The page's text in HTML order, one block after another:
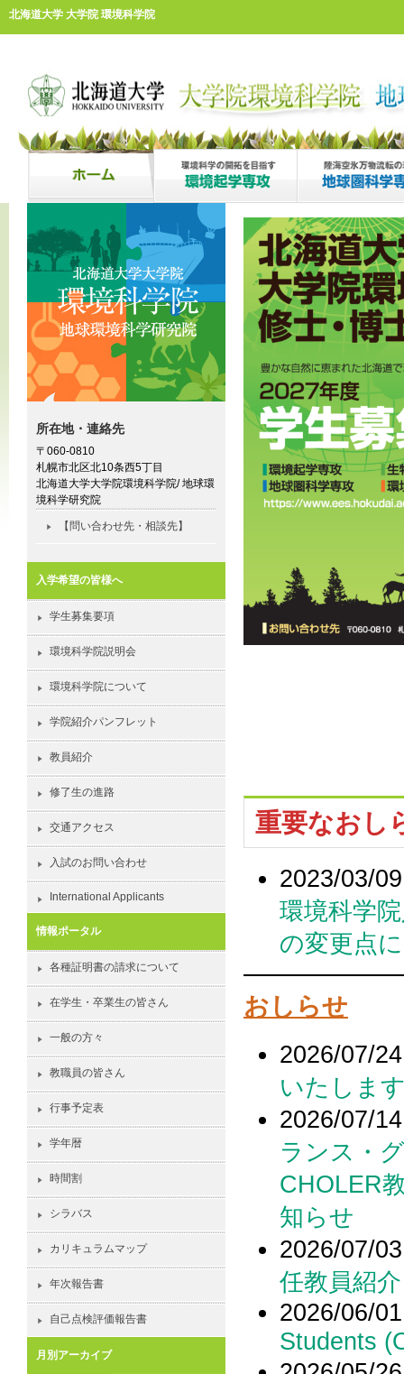
北海道大学 大学院 環境科学院
重要なおし
2023/03/09
環境科学
の変更点
おしらせ
2026/07/24
いたしま
2026/07/14
ランス・
CHOLER
知らせ
2026/07/03
任教員紹
2026/06/01
Students
所在地・連絡先
〒060-0810
札幌市北区北10条西5丁目
北海道大学大学院環境科学院/ 地球環
境科学研究院
【問い合わせ先・相談先】
入学希望の皆様へ
学生募集要項
環境科学院説明会
環境科学院について
学院紹介パンフレット
教員紹介
修了生の進路
交通アクセス
入試のお問い合わせ
International Applicants
情報ポータル
各種証明書の請求について
在学生・卒業生の皆さん
一般の方々
教職員の皆さん
行事予定表
学年暦
時間割
シラバス
カリキュラムマップ
年次報告書
自己点検評価報告書
月別アーカイブ